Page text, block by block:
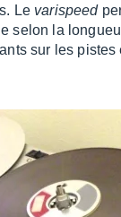
Le varis­peed
selon la
sur les pistes